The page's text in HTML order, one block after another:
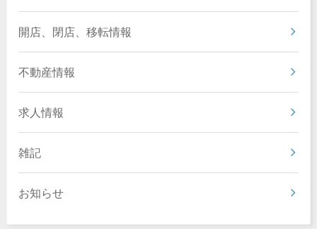
開店、閉店、移転情報
不動産情報
求人情報
雑記
お知らせ